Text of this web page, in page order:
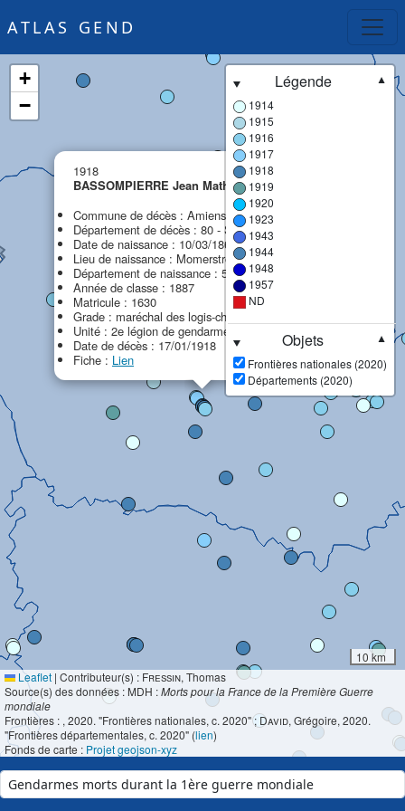
ATLAS GEND
1918
BASSOMPIERRE Jean Mathias Adolphe
Commune de décès : Amiens
Département de décès : 80 - Somme
Date de naissance : 10/03/1867
Lieu de naissance : Momerstroff
Département de naissance : 57 - Moselle
Année de classe : 1887
Matricule : 1630
Grade : maréchal des logis-chef
Unité : 2e légion de gendarmerie (2e LG)
Date de décès : 17/01/1918
Fiche : Lien
+
−
Légende
▼
1914
1915
1916
1917
1918
1919
1920
1923
1943
1944
1948
1957
ND
Objets
▼
Frontières nationales (2020)
Départements (2020)
10 km
Leaflet | Contributeur(s) : Fressin, Thomas
Source(s) des données : MDH :Morts pour la France de la Première Guerre
mondiale
Frontières : , 2020. "Frontières nationales, c. 2020" ; David, Grégoire, 2020.
"Frontières départementales, c. 2020" (lien)
Fonds de carte : Projet geojson-xyz